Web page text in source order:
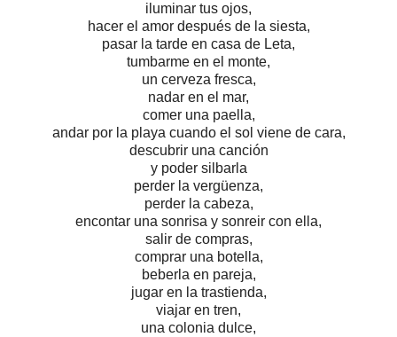
iluminar tus ojos,
hacer el amor después de la siesta,
pasar la tarde en casa de Leta,
tumbarme en el monte,
un cerveza fresca,
nadar en el mar,
comer una paella,
andar por la playa cuando el sol viene de cara,
descubrir una canción
y poder silbarla
perder la vergüenza,
perder la cabeza,
encontar una sonrisa y sonreir con ella,
salir de compras,
comprar una botella,
beberla en pareja,
jugar en la trastienda,
viajar en tren,
una colonia dulce,